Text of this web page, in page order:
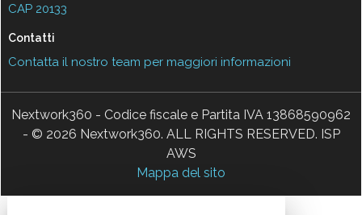
CAP 20133
Contatti
Contatta il nostro team per maggiori informazioni
Nextwork360 - Codice fiscale e Partita IVA 13868590962
- © 2026 Nextwork360. ALL RIGHTS RESERVED. ISP
AWS
Mappa del sito